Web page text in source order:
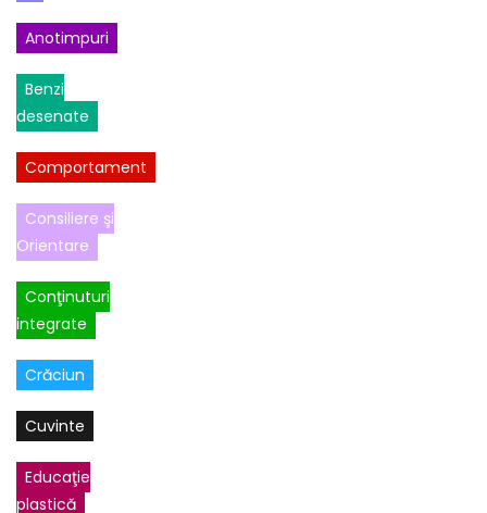
Anotimpuri
Benzi
desenate
Comportament
Consiliere şi
Orientare
Conţinuturi
integrate
Crăciun
Cuvinte
Educaţie
plastică